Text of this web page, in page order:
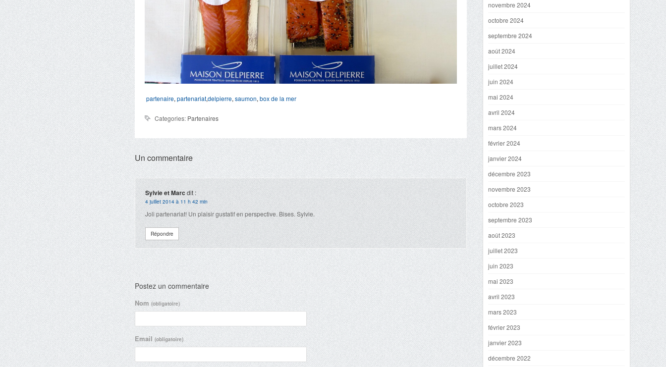
partenaire, partenariat,delpierre, saumon, box de la mer
Categories: Partenaires
Un commentaire
Sylvie et Marcdit :
4 juillet 2014 à 11 h 42 min
Joli partenariat! Un plaisir gustatif en perspective. Bises. Sylvie.
Répondre
Postez un commentaire
Nom(obligatoire)
Email(obligatoire)
novembre 2024
octobre 2024
septembre 2024
août 2024
juillet 2024
juin 2024
mai 2024
avril 2024
mars 2024
février 2024
janvier 2024
décembre 2023
novembre 2023
octobre 2023
septembre 2023
août 2023
juillet 2023
juin 2023
mai 2023
avril 2023
mars 2023
février 2023
janvier 2023
décembre 2022